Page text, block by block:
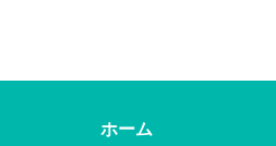
ホーム